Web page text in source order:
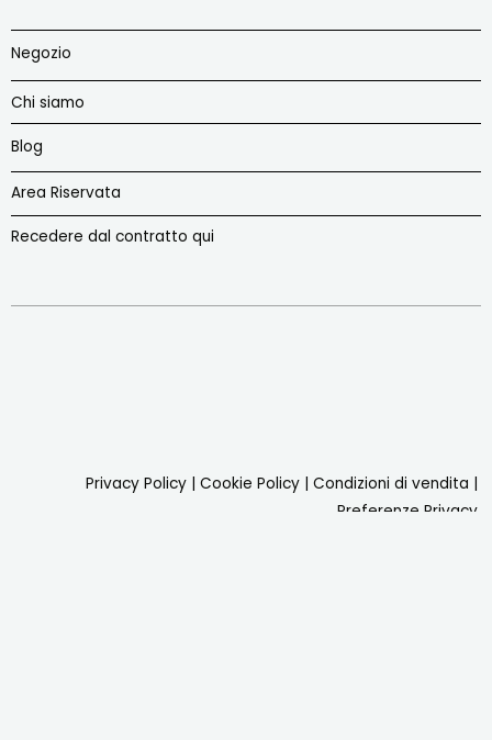
Negozio
Chi siamo
Blog
Area Riservata
Recedere dal contratto qui
Privacy Policy| Cookie Policy| Condizioni di vendita |
Preferenze Privacy